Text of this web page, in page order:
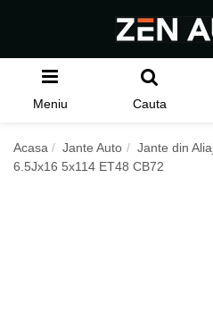
Meniu Cauta
Acasa Jante Auto Jante din
6.5Jx16 5x114 ET48 CB72